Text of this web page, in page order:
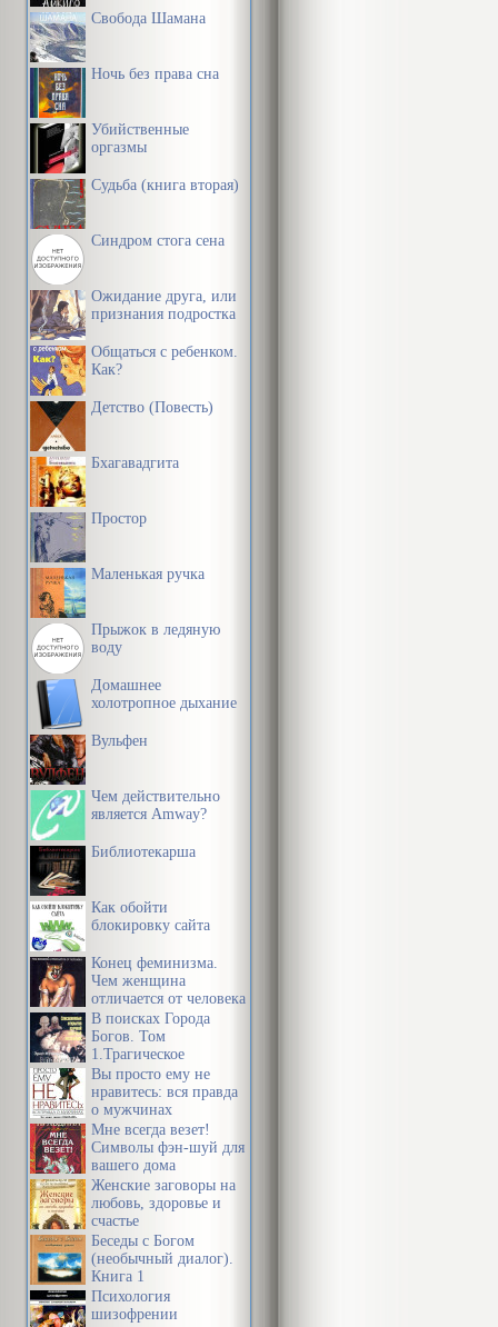
Свобода Шамана
Ночь без права сна
Убийственные
оргазмы
Судьба (книга вторая)
Синдром стога сена
Ожидание друга, или
признания подростка
Общаться с ребенком.
Как?
Детство (Повесть)
Бхагавадгита
Простор
Маленькая ручка
Прыжок в ледяную
воду
Домашнее
холотропное дыхание
Вульфен
Чем действительно
является Amway?
Библиотекарша
Как обойти
блокировку сайта
Конец феминизма.
Чем женщина
отличается от человека
В поисках Города
Богов. Том
1.Трагическое
послание древних.
Вы просто ему не
нравитесь: вся правда
о мужчинах
Мне всегда везет!
Символы фэн-шуй для
вашего дома
Женские заговоры на
любовь, здоровье и
счастье
Беседы с Богом
(необычный диалог).
Книга 1
Психология
шизофрении